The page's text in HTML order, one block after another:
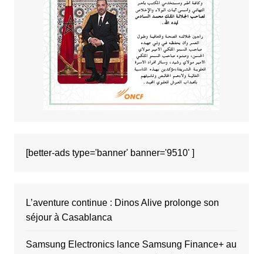
[better-ads type='banner' banner='9510' ]
L’aventure continue : Dinos Alive prolonge son
séjour à Casablanca
Samsung Electronics lance Samsung Finance+ au